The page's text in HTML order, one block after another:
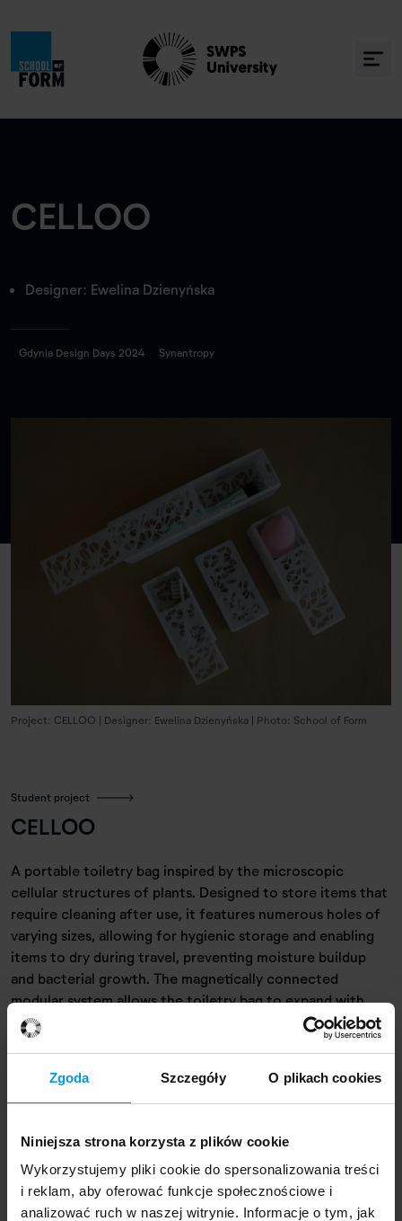
Zgoda Szczegóły O plikach cookies
Niniejsza strona korzysta z plików cookie
Wykorzystujemy pliki cookie do spersonalizowania treści
i reklam, aby oferować funkcje społecznościowe i
analizować ruch w naszej witrynie. Informacje o tym, jak
CELLOO
Designer: Ewelina Dzienyńska
Gdynia Design Days 2024 Synantropy
Project: CELLOO | Designer: Ewelina Dzienyńska | Photo: School of Form
Student project
CELLOO
A portable toiletry bag inspired by the microscopic
cellular structures of plants. Designed to store items that
require cleaning after use, it features numerous holes of
varying sizes, allowing for hygienic storage and enabling
items to dry during travel, preventing moisture buildup
and bacterial growth. The magnetically connected
modular system allows the toiletry bag to expand with
additional sections as needed. The design was developed
using Grasshopper software, and the entire bag is 3D
Author of the project